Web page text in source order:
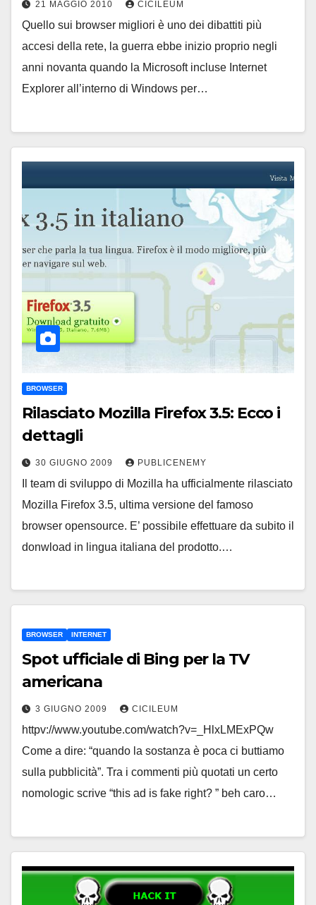
21 MAGGIO 2010 CICILEUM
Quello sui browser migliori è uno dei dibattiti più
accesi della rete, la guerra ebbe inizio proprio negli
anni novanta quando la Microsoft incluse Internet
Explorer all’interno di Windows per…
BROWSER
Rilasciato Mozilla Firefox 3.5: Ecco i
dettagli
30 GIUGNO 2009 PUBLICENEMY
Il team di sviluppo di Mozilla ha ufficialmente rilasciato
Mozilla Firefox 3.5, ultima versione del famoso
browser opensource. E’ possibile effettuare da subito il
donwload in lingua italiana del prodotto.…
BROWSER INTERNET
Spot ufficiale di Bing per la TV
americana
3 GIUGNO 2009 CICILEUM
httpv://www.youtube.com/watch?v=_HlxLMExPQw
Come a dire: “quando la sostanza è poca ci buttiamo
sulla pubblicità”. Tra i commenti più quotati un certo
nomologic scrive “this ad is fake right? ” beh caro…